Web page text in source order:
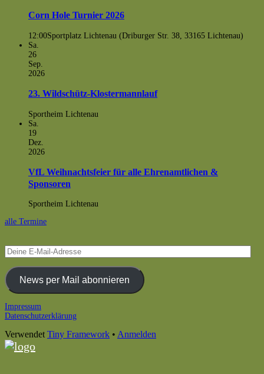
Corn Hole Turnier 2026
12:00Sportplatz Lichtenau (Driburger Str. 38, 33165 Lichtenau)
Sa.
26
Sep.
2026
23. Wildschütz-Klostermannlauf
Sportheim Lichtenau
Sa.
19
Dez.
2026
VfL Weihnachtsfeier für alle Ehrenamtlichen &
Sponsoren
Sportheim Lichtenau
alle Termine
Deine
E-
Mail-
AdresseNews per Mail abonnieren
Footer
Impressum
Datenschutzerklärung
Verwendet Tiny Framework • Anmelden